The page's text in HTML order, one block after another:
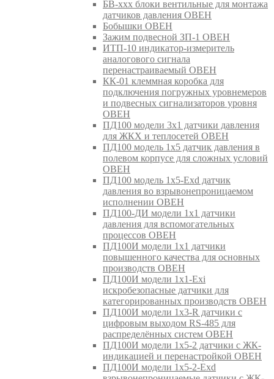
БВ-ххх блоки вентильные для монтажа
датчиков давления ОВЕН
Бобышки ОВЕН
Зажим подвесной ЗП-1 ОВЕН
ИТП-10 индикатор-измеритель
аналогового сигнала
перенастраиваемый ОВЕН
КК-01 клеммная коробка для
подключения погружных уровнемеров
и подвесных сигнализаторов уровня
ОВЕН
ПД100 модели 3х1 датчики давления
для ЖКХ и теплосетей ОВЕН
ПД100 модель 1х5 датчик давления в
полевом корпусе для сложных условий
ОВЕН
ПД100 модель 1х5-Exd датчик
давления во взрывонепроницаемом
исполнении ОВЕН
ПД100-ДИ модели 1х1 датчики
давления для вспомогательных
процессов ОВЕН
ПД100И модели 1х1 датчики
повышенного качества для основных
производств ОВЕН
ПД100И модели 1х1-Exi
искробезопасные датчики для
категорированных производств ОВЕН
ПД100И модели 1х3-R датчики с
цифровым выходом RS-485 для
распределённых систем ОВЕН
ПД100И модели 1х5-2 датчики с ЖК-
индикацией и перенастройкой ОВЕН
ПД100И модели 1х5-2-Exd